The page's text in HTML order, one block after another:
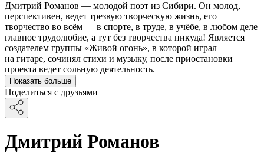
Дмитрий Романов — молодой поэт из Сибири. Он молод,
перспективен, ведет трезвую творческую жизнь, его
творчество во всём — в спорте, в труде, в учёбе, в любом деле
главное трудолюбие, а тут без творчества никуда! Является
создателем группы «Живой огонь», в которой играл
на гитаре, сочинял стихи и музыку, после приостановки
проекта ведет сольную деятельность.
Показать больше
Поделиться с друзьями
Дмитрий Романов